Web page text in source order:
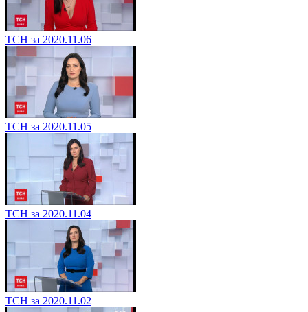
ТСН за 2020.11.06
ТСН за 2020.11.05
ТСН за 2020.11.04
ТСН за 2020.11.02